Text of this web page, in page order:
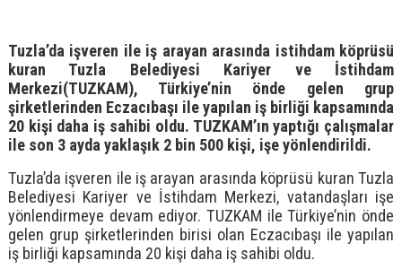
Tuzla’da işveren ile iş arayan arasında istihdam köprüsü
kuran Tuzla Belediyesi Kariyer ve İstihdam
Merkezi(TUZKAM), Türkiye’nin önde gelen grup
şirketlerinden Eczacıbaşı ile yapılan iş birliği kapsamında
20 kişi daha iş sahibi oldu. TUZKAM’ın yaptığı çalışmalar
ile son 3 ayda yaklaşık 2 bin 500 kişi, işe yönlendirildi.
Tuzla’da işveren ile iş arayan arasında köprüsü kuran Tuzla
Belediyesi Kariyer ve İstihdam Merkezi, vatandaşları işe
yönlendirmeye devam ediyor. TUZKAM ile Türkiye’nin önde
gelen grup şirketlerinden birisi olan Eczacıbaşı ile yapılan
iş birliği kapsamında 20 kişi daha iş sahibi oldu.